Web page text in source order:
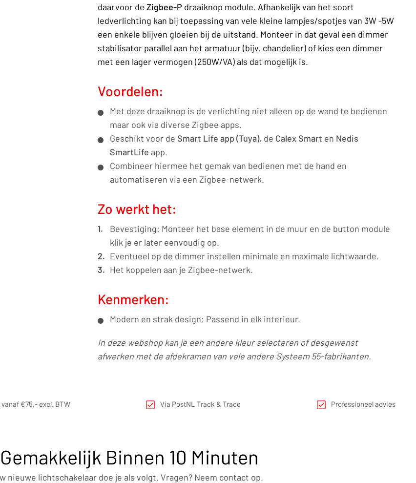
daarvoor de Zigbee-P draaiknop module. Afhankelijk van het soort
ledverlichting kan bij toepassing van vele kleine lampjes/spotjes van 3W -5W
een enkele blijven gloeien bij de uitstand. Monteer in dat geval een dimmer
stabilisator parallel aan het armatuur (bijv. chandelier) of kies een dimmer
met een lager vermogen (250W/VA) als dat mogelijk is.
Voordelen:
Met deze draaiknop is de verlichting niet alleen op de wand te bedienen
maar ook via diverse Zigbee apps.
Geschikt voor de Smart Life app (Tuya), de Calex Smart en Nedis
SmartLife app.
Combineer hiermee het gemak van bedienen met de hand en
automatiseren via een Zigbee-netwerk.
Zo werkt het:
Bevestiging: Monteer het base element in de muur en de button module
klik je er later eenvoudig op.
Eventueel op de dimmer instellen minimale en maximale lichtwaarde.
Het koppelen aan je Zigbee-netwerk.
Kenmerken:
Modern en strak design: Passend in elk interieur.
In deze webshop kan je een andere kleur selecteren of desgewenst
afwerken met de afdekramen van vele andere Systeem 55-fabrikanten.
€75,- excl. BTW Via PostNL Track & Trace Professioneel advies
Binnen 10 Minuten
nieuwe lichtschakelaar doe je als volgt. Vragen? Neem contact op.